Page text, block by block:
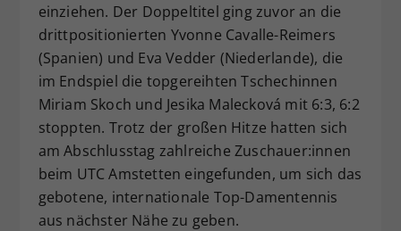
einziehen. Der Doppeltitel ging zuvor an die
drittpositionierten Yvonne Cavalle-Reimers
(Spanien) und Eva Vedder (Niederlande), die
im Endspiel die topgereihten Tschechinnen
Miriam Skoch und Jesika Malecková mit 6:3, 6:2
stoppten. Trotz der großen Hitze hatten sich
am Abschlusstag zahlreiche Zuschauer:innen
beim UTC Amstetten eingefunden, um sich das
gebotene, internationale Top-Damentennis
aus nächster Nähe zu geben.